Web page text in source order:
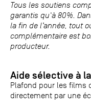
Tous les soutiens
garantis qu'à 80%.
la fin de l’année, tout
complémentaire est
producteur.
Aide sélective à
Plafond pour les films
directement par une